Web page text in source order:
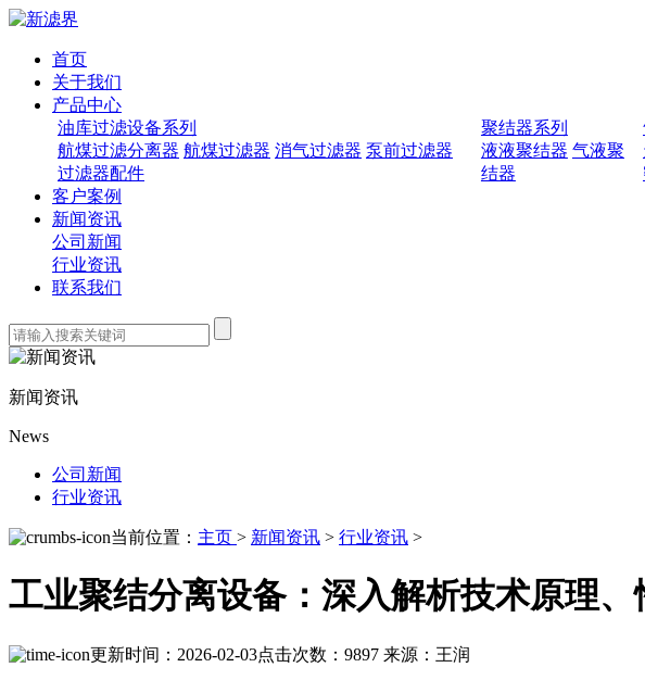
首页
关于我们
产品中心
油库过滤设备系列
航煤过滤分离器 航煤过滤器 消气过滤器 泵前过滤器
过滤器配件
聚结器系列
液液聚结器 气液聚
结器
客户案例
新闻资讯
公司新闻
行业资讯
联系我们
新闻资讯
News
公司新闻
行业资讯
当前位置： 主页 > 新闻资讯 > 行业资讯 >
工业聚结分离设备：深入解析技术原理
更新时间：2026-02-03点击次数：9897 来源：王润